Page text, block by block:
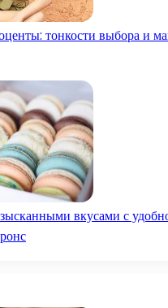
тонкости выбора и
вкусами с